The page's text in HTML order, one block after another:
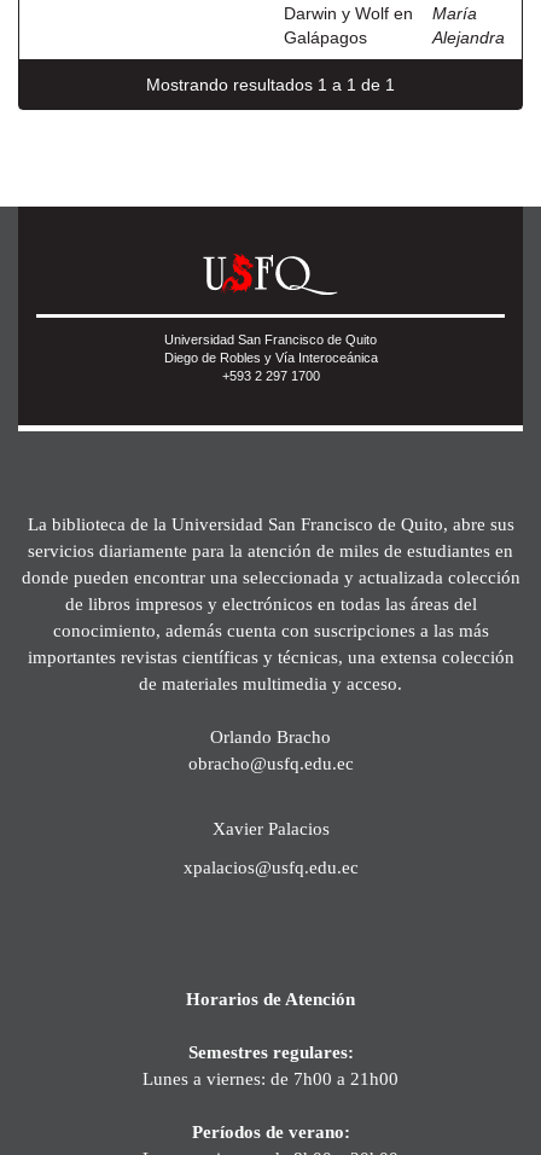
Darwin y Wolf en
Galápagos
María
Alejandra
Mostrando resultados 1 a 1 de 1
Universidad San Francisco de Quito
Diego de Robles y Vía Interoceánica
+593 2 297 1700
La biblioteca de la Universidad San Francisco de Quito, abre sus
servicios diariamente para la atención de miles de estudiantes en
donde pueden encontrar una seleccionada y actualizada colección
de libros impresos y electrónicos en todas las áreas del
conocimiento, además cuenta con suscripciones a las más
importantes revistas científicas y técnicas, una extensa colección
de materiales multimedia y acceso.
Orlando Bracho
obracho@usfq.edu.ec
Xavier Palacios
xpalacios@usfq.edu.ec
Horarios de Atención
Semestres regulares:
Lunes a viernes: de 7h00 a 21h00
Períodos de verano: